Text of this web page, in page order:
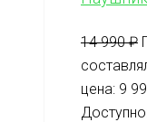
14 990₽
цена: 9